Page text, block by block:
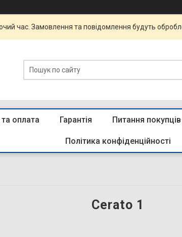
час. Замовлення та повідомлення будуть
оплата Гарантія Питання покупців
Політика конфіденційності
Cerato 1